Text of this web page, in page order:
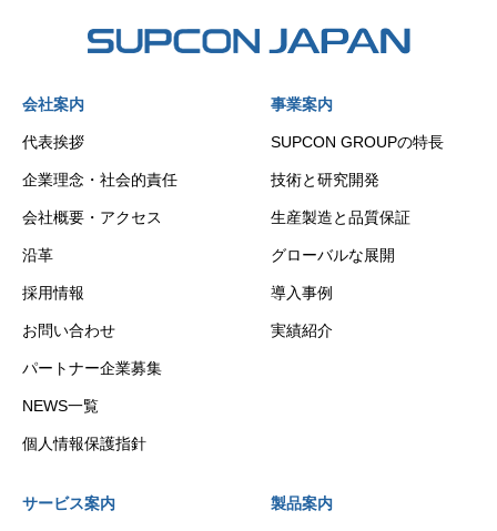
会社案内
代表挨拶
企業理念・社会的責任
会社概要・アクセス
沿革
採用情報
お問い合わせ
パートナー企業募集
NEWS一覧
個人情報保護指針
事業案内
SUPCON GROUPの特長
技術と研究開発
生産製造と品質保証
グローバルな展開
導入事例
実績紹介
サービス案内 製品案内